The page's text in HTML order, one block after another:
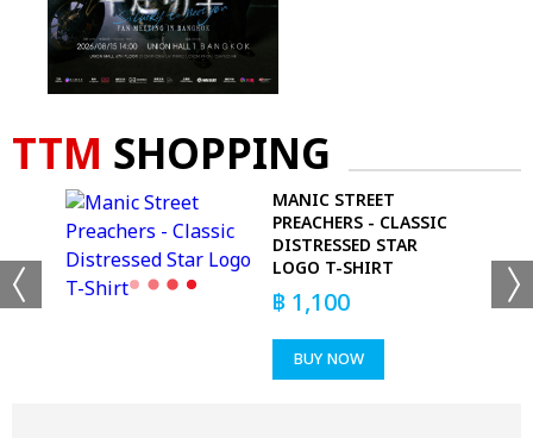
TTM SHOPPING
MANIC STREET
PREACHERS - CLASSIC
DISTRESSED STAR
LOGO T-SHIRT
฿ 1,100
BUY NOW